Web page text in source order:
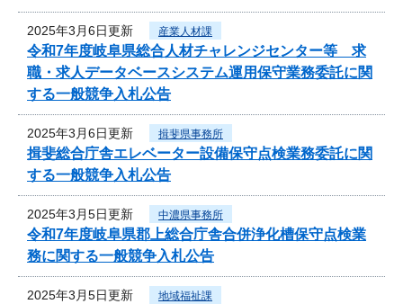
2025年3月6日更新 産業人材課
令和7年度岐阜県総合人材チャレンジセンター等 求
職・求人データベースシステム運用保守業務委託に関
する一般競争入札公告
2025年3月6日更新 揖斐県事務所
揖斐総合庁舎エレベーター設備保守点検業務委託に関
する一般競争入札公告
2025年3月5日更新 中濃県事務所
令和7年度岐阜県郡上総合庁舎合併浄化槽保守点検業
務に関する一般競争入札公告
2025年3月5日更新 地域福祉課